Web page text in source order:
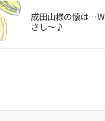
成田山様の懐は
さし〜♪